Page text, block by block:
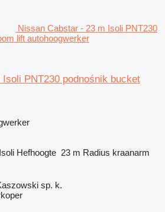
Nissan Cabstar - 23 m Isoli PNT230
lift autohoogwerker
PNT230 podnośnik bucket
Isoli Hefhoogte 23 m Radius kraanarm
sp. k.